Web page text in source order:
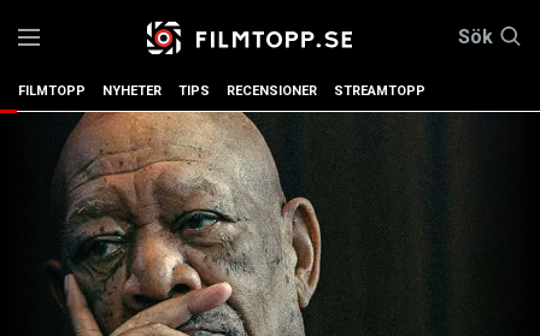
Sök
FILMTOPP NYHETER TIPS RECENSIONER STREAMTOPP